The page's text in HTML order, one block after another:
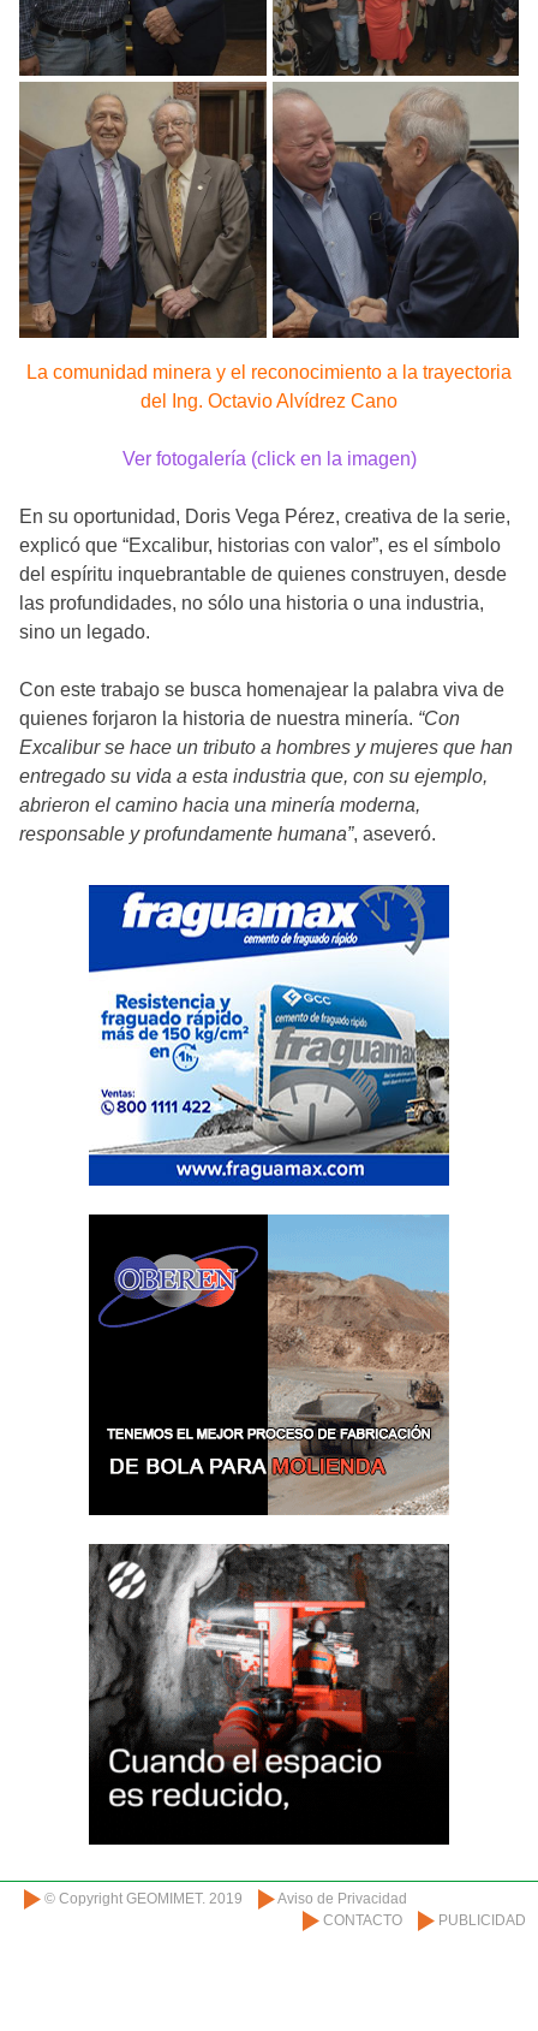
La comunidad minera y el reconocimiento a la trayectoria
del Ing. Octavio Alvídrez Cano
Ver fotogalería (click en la imagen)
En su oportunidad, Doris Vega Pérez, creativa de la serie,
explicó que “Excalibur, historias con valor”, es el símbolo
del espíritu inquebrantable de quienes construyen, desde
las profundidades, no sólo una historia o una industria,
sino un legado.
Con este trabajo se busca homenajear la palabra viva de
quienes forjaron la historia de nuestra minería. “Con
Excalibur se hace un tributo a hombres y mujeres que han
entregado su vida a esta industria que, con su ejemplo,
abrieron el camino hacia una minería moderna,
responsable y profundamente humana”, aseveró.
© Copyright GEOMIMET. 2019
Aviso de Privacidad
CONTACTO
PUBLICIDAD